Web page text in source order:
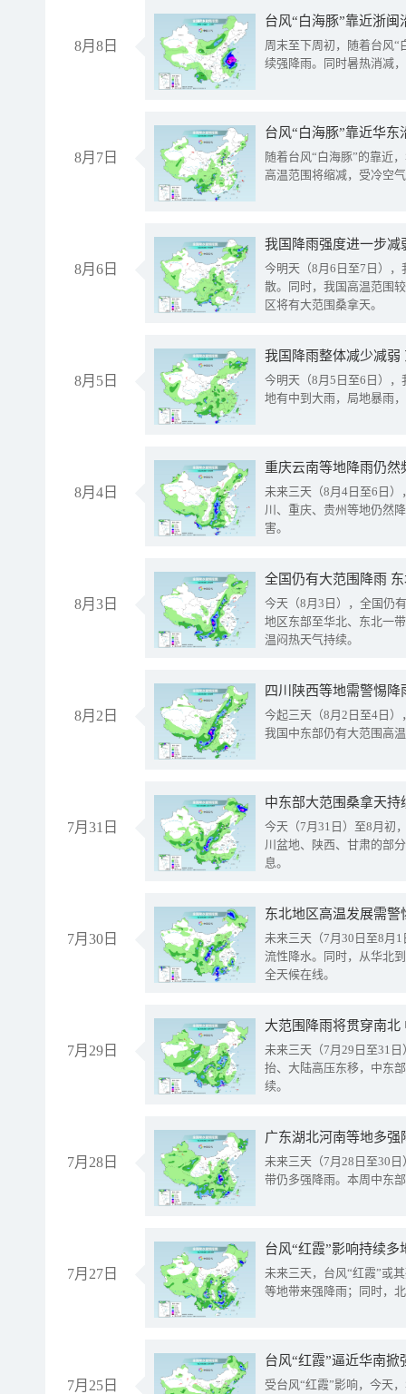
8月8日
台风“白海豚”靠近浙
周末至下周初，随着台风“
续强降雨。同时暑热消减
8月7日
台风“白海豚”靠近华
随着台风“白海豚”的靠近
高温范围将缩减，受冷空
8月6日
今明天（8月6日至7日）
散。同时，我国高温范围
区将有大范围桑拿天。
8月5日
我国降雨整体减少减弱
今明天（8月5日至6日）
地有中到大雨，局地暴雨
8月4日
重庆云南等地降雨仍然
未来三天（8月4日至6日
川、重庆、贵州等地仍然
害。
8月3日
全国仍有大范围降雨
今天（8月3日），全国仍
地区东部至华北、东北一
温闷热天气持续。
8月2日
今起三天（8月2日至4日
我国中东部仍有大范围高
7月31日
中东部大范围桑拿天
今天（7月31日）至8月初
川盆地、陕西、甘肃的部
息。
7月30日
东北地区高温发展需
未来三天（7月30日至8月
流性降水。同时，从华北
全天候在线。
7月29日
大范围降雨将贯穿南
未来三天（7月29日至31
抬、大陆高压东移，中东
续。
7月28日
广东湖北河南等地多
未来三天（7月28日至30
带仍多强降雨。本周中东
7月27日
台风“红霞”影响持续
未来三天，台风“红霞”或
等地带来强降雨；同时，
7月25日
台风“红霞”逼近华南
受台风“红霞”影响，今天